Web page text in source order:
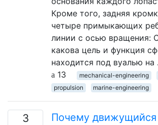
Кроме того, задняя
четыре примыкающих
линии с осью вращения:
какова цель и функция
находится под вуалью на
13
mechanical-engineering
propulsion
marine-engineering
3
Почему движущийся